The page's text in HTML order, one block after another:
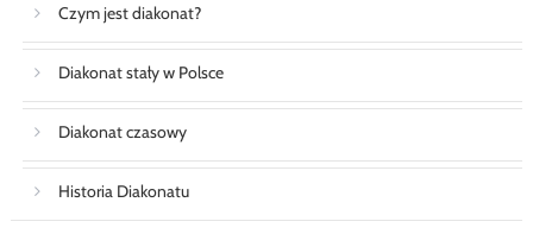
Czym jest diakonat?
Diakonat stały w Polsce
Diakonat czasowy
Historia Diakonatu